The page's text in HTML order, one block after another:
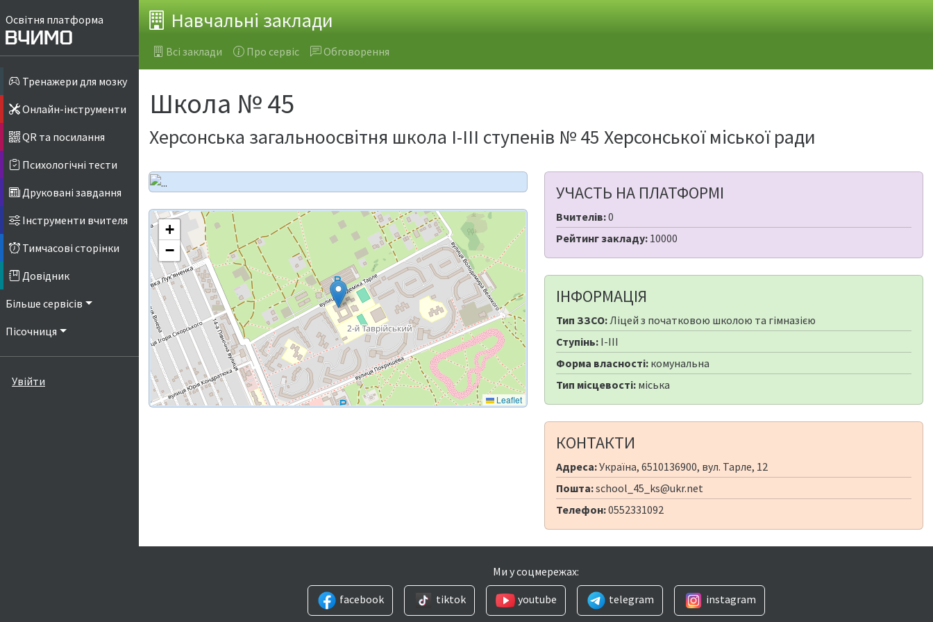
Освітня платформа
Тренажери для мозку
Онлайн-інструменти
QR та посилання
Психологічні тести
Друковані завдання
Інструменти вчителя
Тимчасові сторінки
Довідник
Більше сервісів
Пісочниця
Увійти
Навчальні заклади
Всі заклади Про сервіс Обговорення
Школа № 45
Херсонська загальноосвітня школа І-ІІІ ступенів № 45 Херсонської міської ради
+
−
Leaflet
УЧАСТЬ НА ПЛАТФОРМІ
Вчителів:0
Рейтинг закладу: 10000
ІНФОРМАЦІЯ
Тип ЗЗСО:Ліцей з початковою школою та гімназією
Ступінь: I-III
Форма власності: комунальна
Тип місцевості: міська
КОНТАКТИ
Адреса:Україна, 6510136900, вул. Тарле, 12
Пошта:school_45_ks@ukr.net
Телефон:0552331092
Ми у соцмережах:
facebook
tiktok youtube telegram instagram